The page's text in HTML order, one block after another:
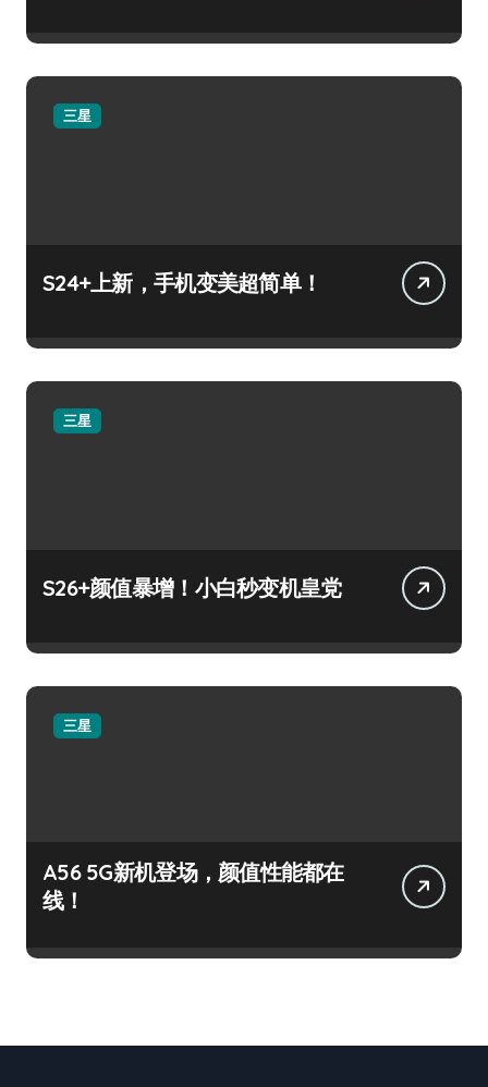
三星
S24+上新，手机变美超简单！
三星
S26+颜值暴增！小白秒变机皇党
三星
A56 5G新机登场，颜值性能都在
线！